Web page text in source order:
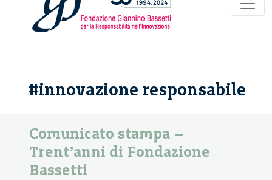
#innovazione responsabile
Comunicato stampa –
Trent’anni di Fondazione
Bassetti